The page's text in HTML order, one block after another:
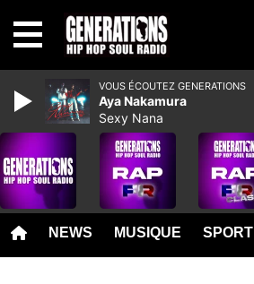
NEWS MUSIQUE SPORT
VOUS ÉCOUTEZ GENERATIONS
Aya Nakamura
Sexy Nana